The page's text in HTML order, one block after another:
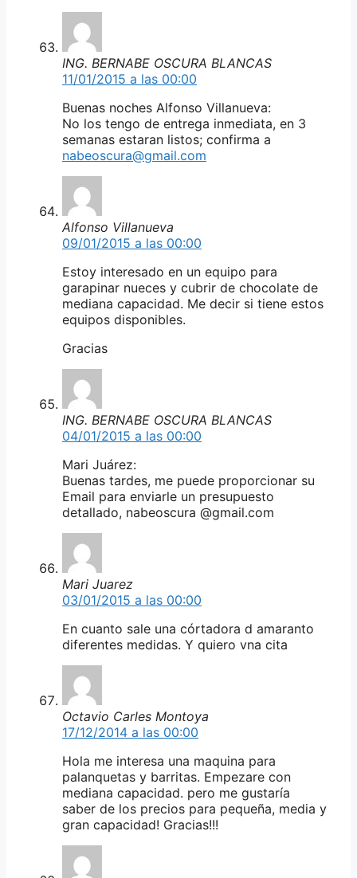
ING. BERNABE OSCURA BLANCAS
11/01/2015 a las 00:00
Buenas noches Alfonso Villanueva:
No los tengo de entrega inmediata, en 3
semanas estaran listos; confirma a
nabeoscura@gmail.com
Alfonso Villanueva
09/01/2015 a las 00:00
Estoy interesado en un equipo para
garapinar nueces y cubrir de chocolate de
mediana capacidad. Me decir si tiene estos
equipos disponibles.
Gracias
ING. BERNABE OSCURA BLANCAS
04/01/2015 a las 00:00
Mari Juárez:
Buenas tardes, me puede proporcionar su
Email para enviarle un presupuesto
detallado, nabeoscura @gmail.com
Mari Juarez
03/01/2015 a las 00:00
En cuanto sale una córtadora d amaranto
diferentes medidas. Y quiero vna cita
Octavio Carles Montoya
17/12/2014 a las 00:00
Hola me interesa una maquina para
palanquetas y barritas. Empezare con
mediana capacidad. pero me gustaría
saber de los precios para pequeña, media y
gran capacidad! Gracias!!!